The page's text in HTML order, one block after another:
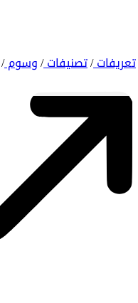
تعريفات/ تصنيفات/ وسوم/